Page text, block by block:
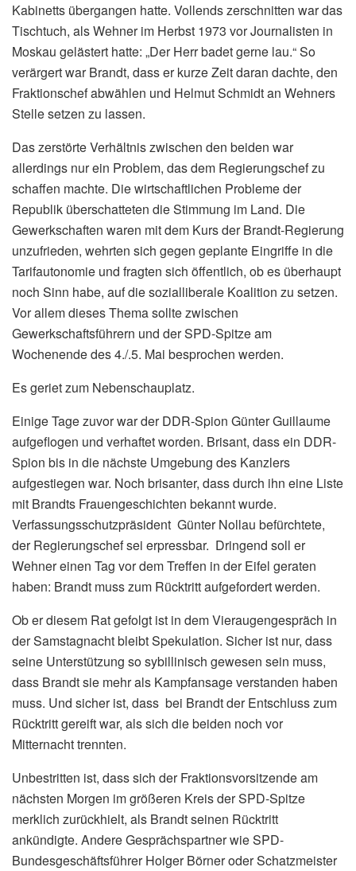
Kabinetts übergangen hatte. Vollends zerschnitten war das
Tischtuch, als Wehner im Herbst 1973 vor Journalisten in
Moskau gelästert hatte: „Der Herr badet gerne lau.“ So
verärgert war Brandt, dass er kurze Zeit daran dachte, den
Fraktionschef abwählen und Helmut Schmidt an Wehners
Stelle setzen zu lassen.
Das zerstörte Verhältnis zwischen den beiden war
allerdings nur ein Problem, das dem Regierungschef zu
schaffen machte. Die wirtschaftlichen Probleme der
Republik überschatteten die Stimmung im Land. Die
Gewerkschaften waren mit dem Kurs der Brandt-Regierung
unzufrieden, wehrten sich gegen geplante Eingriffe in die
Tarifautonomie und fragten sich öffentlich, ob es überhaupt
noch Sinn habe, auf die sozialliberale Koalition zu setzen.
Vor allem dieses Thema sollte zwischen
Gewerkschaftsführern und der SPD-Spitze am
Wochenende des 4./.5. Mai besprochen werden.
Es geriet zum Nebenschauplatz.
Einige Tage zuvor war der DDR-Spion Günter Guillaume
aufgeflogen und verhaftet worden. Brisant, dass ein DDR-
Spion bis in die nächste Umgebung des Kanzlers
aufgestiegen war. Noch brisanter, dass durch ihn eine Liste
mit Brandts Frauengeschichten bekannt wurde.
Verfassungsschutzpräsident Günter Nollau befürchtete,
der Regierungschef sei erpressbar. Dringend soll er
Wehner einen Tag vor dem Treffen in der Eifel geraten
haben: Brandt muss zum Rücktritt aufgefordert werden.
Ob er diesem Rat gefolgt ist in dem Vieraugengespräch in
der Samstagnacht bleibt Spekulation. Sicher ist nur, dass
seine Unterstützung so sybillinisch gewesen sein muss,
dass Brandt sie mehr als Kampfansage verstanden haben
muss. Und sicher ist, dass bei Brandt der Entschluss zum
Rücktritt gereift war, als sich die beiden noch vor
Mitternacht trennten.
Unbestritten ist, dass sich der Fraktionsvorsitzende am
nächsten Morgen im größeren Kreis der SPD-Spitze
merklich zurückhielt, als Brandt seinen Rücktritt
ankündigte. Andere Gesprächspartner wie SPD-
Bundesgeschäftsführer Holger Börner oder Schatzmeister